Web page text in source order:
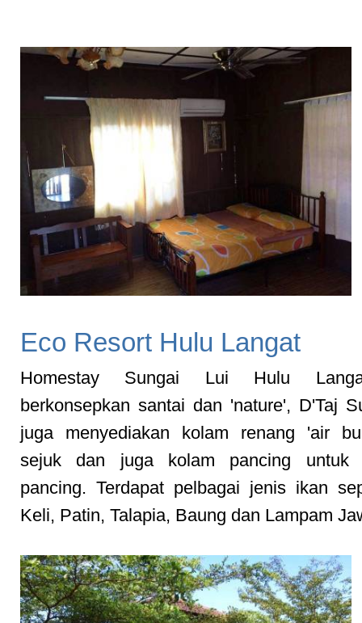
Eco Resort Hulu Langat
Homestay Sungai Lui Hulu
berkonsepkan santai dan 'nature', D'Taj
juga menyediakan kolam renang 'air
sejuk dan juga kolam pancing untuk
pancing. Terdapat pelbagai jenis ikan
Keli, Patin, Talapia, Baung dan Lampam